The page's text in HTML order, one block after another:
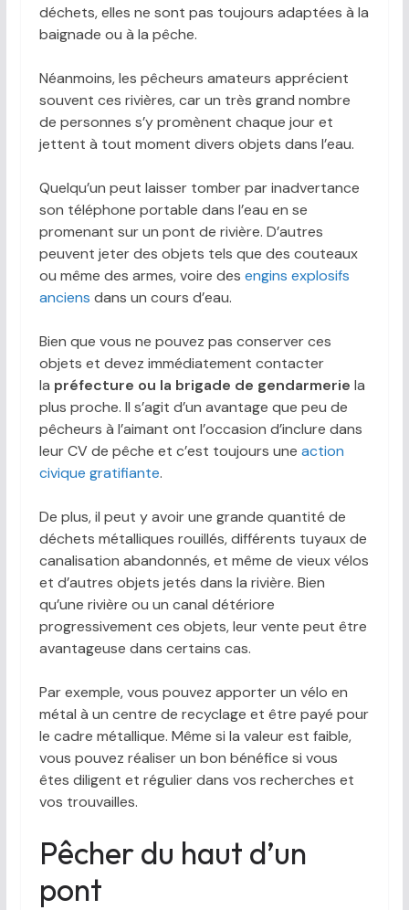
déchets, elles ne sont pas toujours adaptées à la
baignade ou à la pêche.
Néanmoins, les pêcheurs amateurs apprécient
souvent ces rivières, car un très grand nombre
de personnes s’y promènent chaque jour et
jettent à tout moment divers objets dans l’eau.
Quelqu’un peut laisser tomber par inadvertance
son téléphone portable dans l’eau en se
promenant sur un pont de rivière. D’autres
peuvent jeter des objets tels que des couteaux
ou même des armes, voire des engins explosifs
anciens dans un cours d’eau.
Bien que vous ne pouvez pas conserver ces
objets et devez immédiatement contacter
la préfecture ou la brigade de gendarmerie la
plus proche. Il s’agit d’un avantage que peu de
pêcheurs à l’aimant ont l’occasion d’inclure dans
leur CV de pêche et c’est toujours une action
civique gratifiante.
De plus, il peut y avoir une grande quantité de
déchets métalliques rouillés, différents tuyaux de
canalisation abandonnés, et même de vieux vélos
et d’autres objets jetés dans la rivière. Bien
qu’une rivière ou un canal détériore
progressivement ces objets, leur vente peut être
avantageuse dans certains cas.
Par exemple, vous pouvez apporter un vélo en
métal à un centre de recyclage et être payé pour
le cadre métallique. Même si la valeur est faible,
vous pouvez réaliser un bon bénéfice si vous
êtes diligent et régulier dans vos recherches et
vos trouvailles.
Pêcher du haut d’un
pont